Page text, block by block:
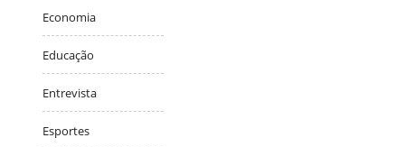
Economia
Educação
Entrevista
Esportes